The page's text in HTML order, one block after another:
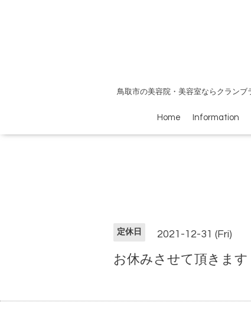
鳥取市の美容院・美容室ならクラン
Home Information
定休日 2021-12-31 (Fri)
お休みさせて頂きます